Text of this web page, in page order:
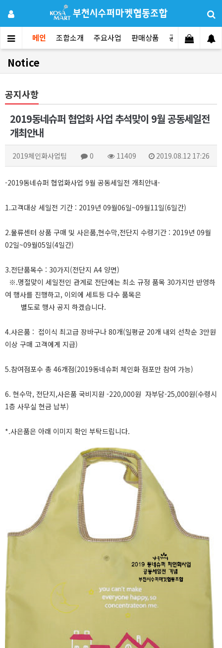
메인 조합소개 주요사업 판매상품 공지사항 문
Notice
공지사항
2019동네슈퍼 협업화 사업 추석맞이 9월 공동세일전
개최안내
2019체인화사업팀 0 11409 2019.08.12 17:26
-2019동네슈퍼 협업화사업 9월 공동세일전 개최안내-
1.고객대상 세일전 기간 : 2019년 09월06일~09월11일(6일간)
2.물류센터 상품 구매 및 사은품,현수막,전단지 수령기간 : 2019년 09월
02일~09월05일(4일간)
3.전단품목수 : 30가지(전단지 A4 양면)
※.명절맞이 세일전인 관계로 전단에는 최소 규정 품목 30가지만 반영하
여 행사를 진행하고, 이외에 세트등 다수 품목은
별도로 행사 공지 하겠습니다.
4.사은품 : 접이식 최고급 장바구나 80개(일평균 20개 내외 선착순 3만원
이상 구매 고객에게 지급)
5.참여점포수 총 46개점(2019동네슈퍼 체인화 점포만 참여 가능)
6. 현수막, 전단지,사은품 국비지원 -220,000원 자부담-25,000원(수령시
1층 사무실 현금 납부)
*.사은품은 아래 이미지 확인 부탁드립니다.